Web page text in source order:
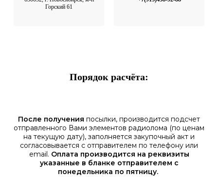
Горский 61
Порядок расчёта:
После получения посылки, производится подсчет
отправленного Вами элементов радиолома (по ценам
на текущую дату), заполняется закупочный акт и
согласовывается с отправителем по телефону или
email. Оплата производится на реквизиты
указанные в бланке отправителем с
понедельника по пятницу.